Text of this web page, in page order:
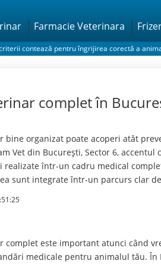
Farmacie Veterinara
contează pentru îngrijirea corectă a
complet în
bine organizat poate acoperi atât
Vet din București, Sector 6,
realizate într-un cadru medical
sunt integrate într-un parcurs clar
complet este important atunci când
medicale pentru animalul tău. În